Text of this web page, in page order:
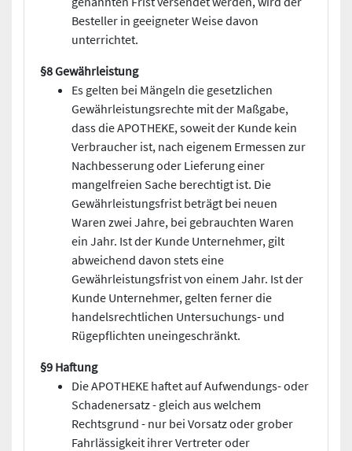
Besteller in geeigneter Weise davon
unterrichtet.
§8 Gewährleistung
Es gelten bei Mängeln die gesetzlichen
Gewährleistungsrechte mit der Maßgabe,
dass die APOTHEKE, soweit der Kunde kein
Verbraucher ist, nach eigenem Ermessen zur
Nachbesserung oder Lieferung einer
mangelfreien Sache berechtigt ist. Die
Gewährleistungsfrist beträgt bei neuen
Waren zwei Jahre, bei gebrauchten Waren
ein Jahr. Ist der Kunde Unternehmer, gilt
abweichend davon stets eine
Gewährleistungsfrist von einem Jahr. Ist der
Kunde Unternehmer, gelten ferner die
handelsrechtlichen Untersuchungs- und
Rügepflichten uneingeschränkt.
§9 Haftung
Die APOTHEKE haftet auf Aufwendungs- oder
Schadenersatz - gleich aus welchem
Rechtsgrund - nur bei Vorsatz oder grober
Fahrlässigkeit ihrer Vertreter oder